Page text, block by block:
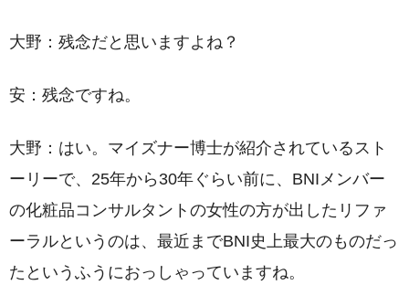
大野：残念だと思いますよね？
安：残念ですね。
大野：はい。マイズナー博士が紹介されているスト
ーリーで、25年から30年ぐらい前に、BNIメンバー
の化粧品コンサルタントの女性の方が出したリファ
ーラルというのは、最近までBNI史上最大のものだっ
たというふうにおっしゃっていますね。